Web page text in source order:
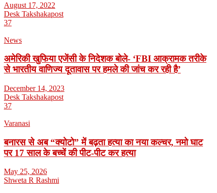
August 17, 2022
Desk Takshakapost
37
News
अमेरिकी खुफिया एजेंसी के निदेशक बोले- ‘FBI आक्रामक तरीके
से भारतीय वाणिज्य दूतावास पर हमले की जांच कर रही है’
December 14, 2023
Desk Takshakapost
37
Varanasi
बनारस से अब “क्योटो” में बढ़ता हत्या का नया कल्चर, नमो घाट
पर 17 साल के बच्चें की पीट-पीट कर हत्या
May 25, 2026
Shweta R Rashmi